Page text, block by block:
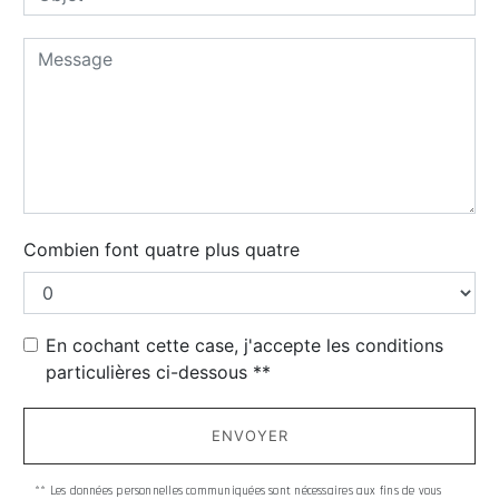
Combien font quatre plus quatre
En cochant cette case, j'accepte les conditions
particulières ci-dessous **
ENVOYER
** Les données personnelles communiquées sont nécessaires aux fins de vous